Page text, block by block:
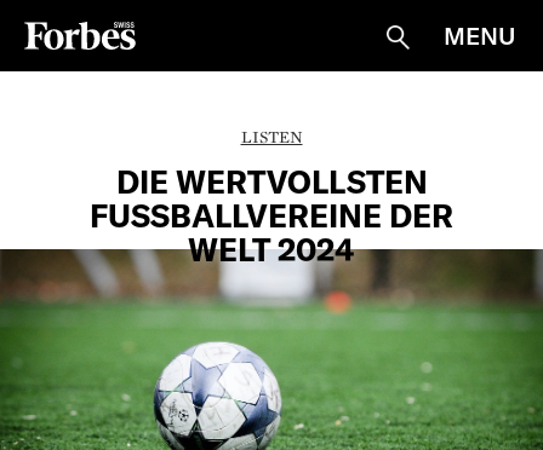
Suche
MENU
LISTEN
DIE WERTVOLLSTEN
FUSSBALLVEREINE DER
WELT 2024